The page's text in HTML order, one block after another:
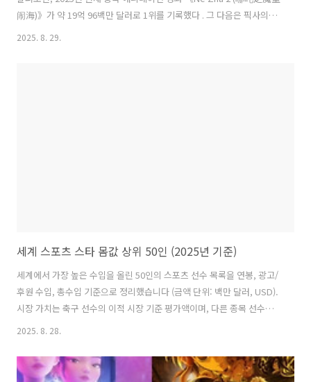
闹海)》가 약 19억 96백만 달러로 1위를 기록했다 ￼. 그 다음은 픽사의
《인사이드 아웃 2》(Inside Out 2)가 약 16억 99백만 달러로 2위이며,
2025. 8. 29.
세계 스포츠 스타 몸값 상위 50인 (2025년 기준)
세계에서 가장 높은 수입을 올린 50인의 스포츠 선수 목록을 연봉, 광고/
후원 수입, 총수입 기준으로 정리했습니다 (금액 단위: 백만 달러, USD).
시장 가치는 축구 선수의 이적 시장 기준 평가액이며, 다른 종목 선수는
해당 사항이 없습니다. 주요 후원 브랜드는 각 선수의 대표적인 스폰서입
$50M ~$13M $275M 나이키2 스테판 커리 (미국) 농구 골든스테이트 워
리어스 (NBA) $56M $100M N/A $156M 언더아머3 타이슨 퓨리 (영국)
2025. 8. 28.